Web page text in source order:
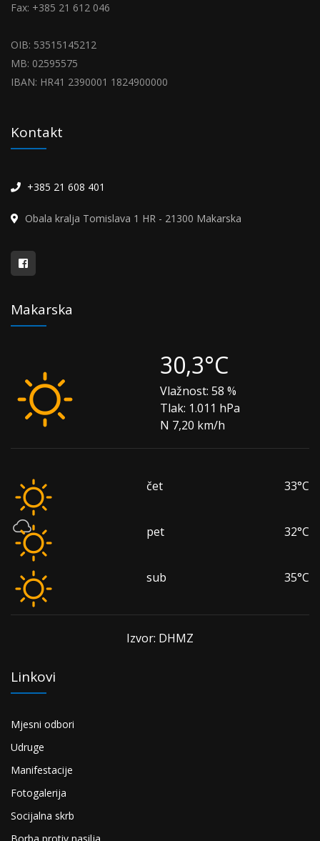
Fax: +385 21 612 046
OIB: 53515145212
MB: 02595575
IBAN: HR41 2390001 1824900000
Kontakt
+385 21 608 401
Obala kralja Tomislava 1 HR - 21300 Makarska
Makarska
30,3°C
Vlažnost: 58 %
Tlak: 1.011 hPa
N 7,20 km/h
čet 33°C
pet 32°C
sub 35°C
Izvor: DHMZ
Linkovi
Mjesni odbori
Udruge
Manifestacije
Fotogalerija
Socijalna skrb